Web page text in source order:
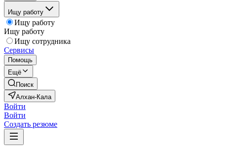
Ищу работу
Ищу работу
Ищу работу
Ищу сотрудника
Сервисы
Помощь
Ещё
Поиск
Алхан-Кала
Войти
Войти
Создать резюме